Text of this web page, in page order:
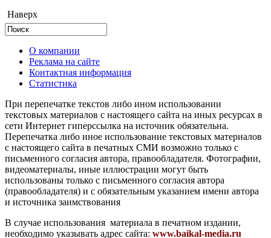
Наверх
О компании
Реклама на сайте
Контактная информация
Статистика
При перепечатке текстов либо ином использовании
текстовых материалов с настоящего сайта на иных ресурсах в
сети Интернет гиперссылка на источник обязательна.
Перепечатка либо иное использование текстовых материалов
с настоящего сайта в печатных СМИ возможно только с
письменного согласия автора, правообладателя. Фотографии,
видеоматериалы, иные иллюстрации могут быть
использованы только с письменного согласия автора
(правообладателя) и с обязательным указанием имени автора
и источника заимствования
В случае использования материала в печатном издании,
необходимо указывать адрес сайта: www.baikal-media.ru